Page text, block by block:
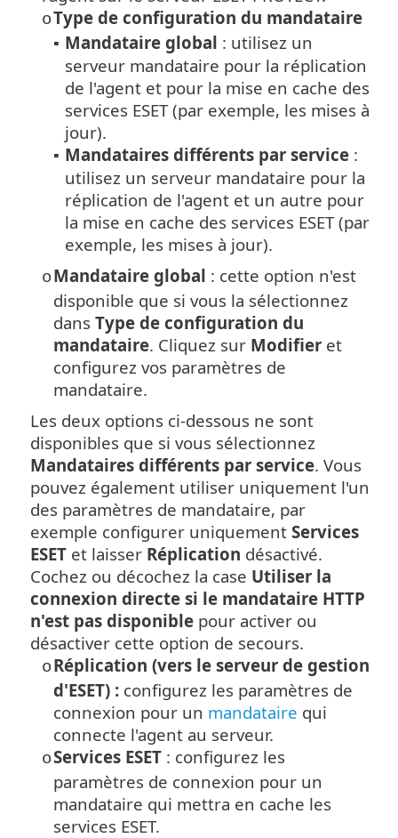
oType de configuration du mandataire
▪ Mandataire global : utilisez un
serveur mandataire pour la réplication
de l'agent et pour la mise en cache des
services ESET (par exemple, les mises à
jour).
▪ Mandataires différents par service :
utilisez un serveur mandataire pour la
réplication de l'agent et un autre pour
la mise en cache des services ESET (par
exemple, les mises à jour).
oMandataire global : cette option n'est
disponible que si vous la sélectionnez
dans Type de configuration du
mandataire. Cliquez sur Modifier et
configurez vos paramètres de
mandataire.
Les deux options ci-dessous ne sont
disponibles que si vous sélectionnez
Mandataires différents par service. Vous
pouvez également utiliser uniquement l'un
des paramètres de mandataire, par
exemple configurer uniquement Services
ESET et laisser Réplication désactivé.
Cochez ou décochez la case Utiliser la
connexion directe si le mandataire HTTP
n'est pas disponible pour activer ou
désactiver cette option de secours.
oRéplication (vers le serveur de gestion
d'ESET) : configurez les paramètres de
connexion pour un mandataire qui
connecte l'agent au serveur.
oServices ESET : configurez les
paramètres de connexion pour un
mandataire qui mettra en cache les
services ESET.